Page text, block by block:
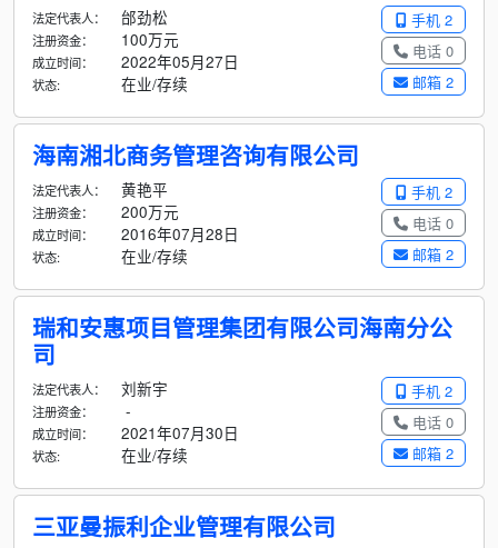
手机 2
电话 0
邮箱 2
法定代表人： 邰劲松
注册资金： 100万元
成立时间： 2022年05月27日
状态: 在业/存续
海南湘北商务管理咨询有限公司
手机 2
电话 0
邮箱 2
法定代表人： 黄艳平
注册资金： 200万元
成立时间： 2016年07月28日
状态: 在业/存续
瑞和安惠项目管理集团有限公司海南分公
司
手机 2
电话 0
邮箱 2
法定代表人： 刘新宇
注册资金： -
成立时间： 2021年07月30日
状态: 在业/存续
三亚曼振利企业管理有限公司